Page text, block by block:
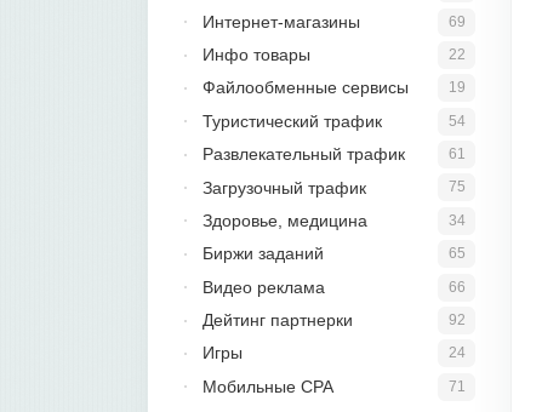
69
Интернет-магазины
22
Инфо товары
19
Файлообменные сервисы
54
Туристический трафик
61
Развлекательный трафик
75
Загрузочный трафик
34
Здоровье, медицина
65
Биржи заданий
66
Видео реклама
92
Дейтинг партнерки
24
Игры
71
Мобильные CPA